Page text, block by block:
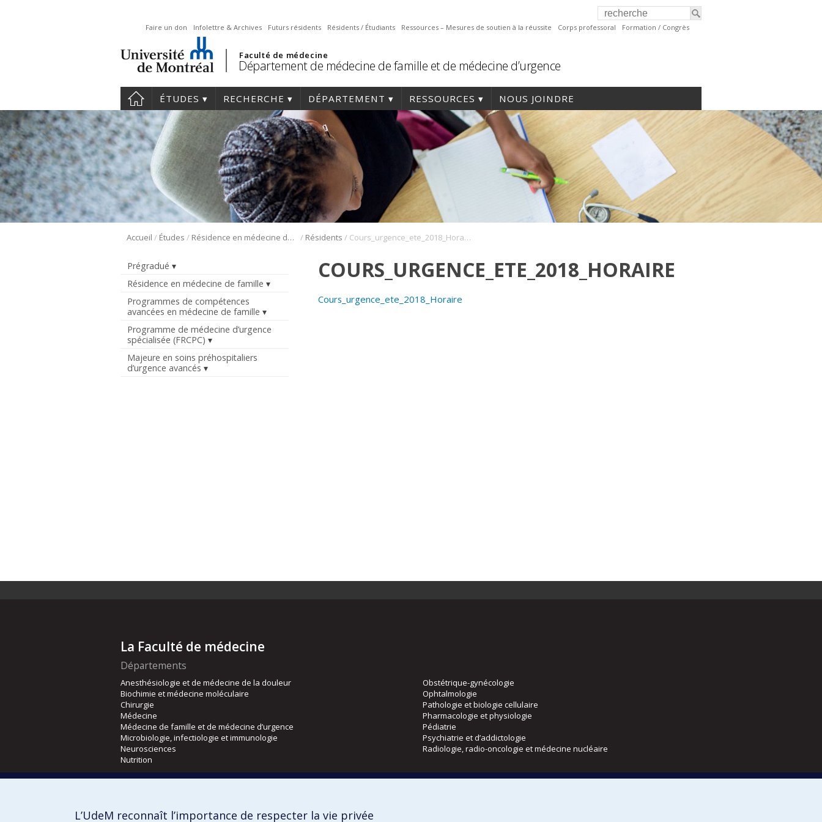
Faire un don Infolettre & Archives Futurs résidents Résidents / Étudiants Ressources – Mesures de soutien à la réussite Corps professoral Formation / Congrès
Faculté de médecine
Département de médecine de famille et de médecine d’urgence
ÉTUDES RECHERCHE DÉPARTEMENT RESSOURCES NOUS JOINDRE
Accueil / Études / Résidence en médecine de famille / Résidents / Cours_urgence_ete_2018_Horaire
Prégradué
Résidence en médecine de famille
Programmes de compétences
avancées en médecine de famille
Programme de médecine d’urgence
spécialisée (FRCPC)
Majeure en soins préhospitaliers
d’urgence avancés
COURS_URGENCE_ETE_2018_HORAIRE
Cours_urgence_ete_2018_Horaire
La Faculté de médecine
Départements
Anesthésiologie et de médecine de la douleur
Biochimie et médecine moléculaire
Chirurgie
Médecine
Médecine de famille et de médecine d’urgence
Microbiologie, infectiologie et immunologie
Neurosciences
Nutrition
Obstétrique-gynécologie
Ophtalmologie
Pathologie et biologie cellulaire
Pharmacologie et physiologie
Pédiatrie
Psychiatrie et d’addictologie
Radiologie, radio-oncologie et médecine nucléaire
Orthophonie et audiologie
L’UdeM reconnaît l’importance de respecter la vie privée